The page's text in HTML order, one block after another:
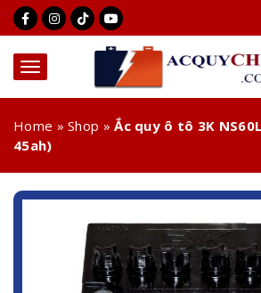
Home »Shop »Ắc quy ô tô 3K
45ah)